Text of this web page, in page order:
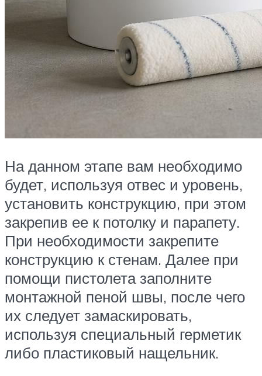
На данном этапе вам необходимо
будет, используя отвес и уровень,
установить конструкцию, при этом
закрепив ее к потолку и парапету.
При необходимости закрепите
конструкцию к стенам. Далее при
помощи пистолета заполните
монтажной пеной швы, после чего
их следует замаскировать,
используя специальный герметик
либо пластиковый нащельник.